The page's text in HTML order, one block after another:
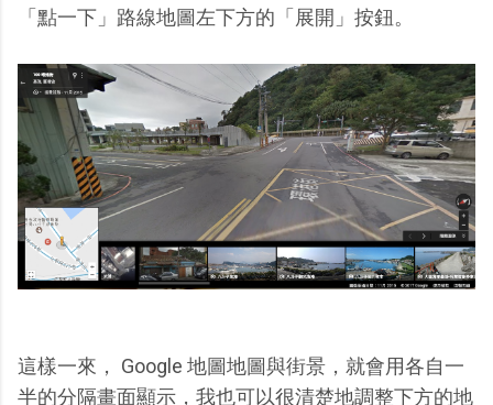
「點一下」路線地圖左下方的「展開」按鈕。
這樣一來， Google 地圖地圖與街景，就會用各自一
半的分隔畫面顯示，我也可以很清楚地調整下方的地